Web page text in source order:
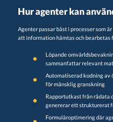
Hur agenter kan
Agenter passar bäst i processer som
att information hämtas och bearbetas
Löpande
sammanfattar relevant
Automatiserad kodning av
för mänsklig granskning
Rapportutkast från rådata
genererar ett strukturerat
Formuläroptimering där